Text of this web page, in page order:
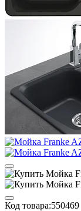
Код товара:550469